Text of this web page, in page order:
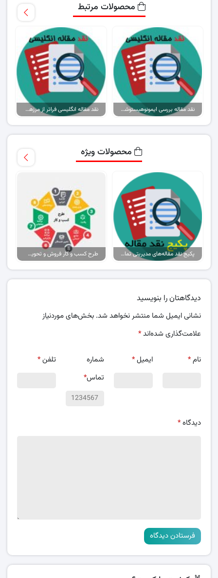
محصولات مرتبط
نقد مقاله بررسی ایمونوهیستوشیمیایی تومور مارکر CK19 در ادنتوژنیک نقد مقاله انگلیسی فراتر از مرزها: روم باستان و شبکه های تجاری اوراسیا
محصولات ویژه
پکیج نقد مقاله‌های مدیریتی تمام گرایش‌ها طرح کسب و کار فروش و تحویل پیتزا در ایران
دیدگاهتان را بنویسید
نشانی ایمیل شما منتشر نخواهد شد. بخش‌های موردنیاز
علامت‌گذاری شده‌اند*
نام* ایمیل*
شماره
تماس*
تلفن*
دیدگاه*